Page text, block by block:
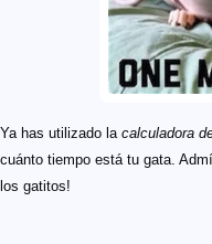
Ya has utilizado la calculadora
cuánto tiempo está tu gata.
los gatitos!